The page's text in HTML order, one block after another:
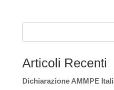
Articoli Recenti
Dichiarazione AMMPE